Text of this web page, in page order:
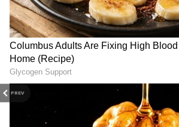
PREV
3
6